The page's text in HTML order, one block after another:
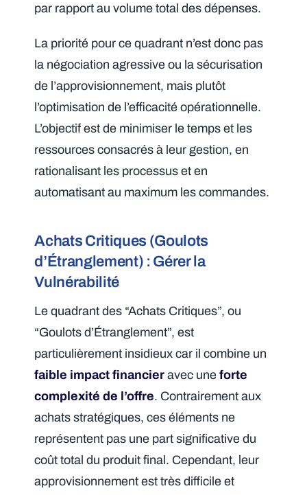
par rapport au volume total des dépenses.
La priorité pour ce quadrant n’est donc pas
la négociation agressive ou la sécurisation
de l’approvisionnement, mais plutôt
l’optimisation de l’efficacité opérationnelle.
L’objectif est de minimiser le temps et les
ressources consacrés à leur gestion, en
rationalisant les processus et en
automatisant au maximum les commandes.
Achats Critiques (Goulots
d’Étranglement) : Gérer la
Vulnérabilité
Le quadrant des “Achats Critiques”, ou
“Goulots d’Étranglement”, est
particulièrement insidieux car il combine un
faible impact financier avec uneforte
complexité de l’offre. Contrairement aux
achats stratégiques, ces éléments ne
représentent pas une part significative du
coût total du produit final. Cependant, leur
approvisionnement est très difficile et